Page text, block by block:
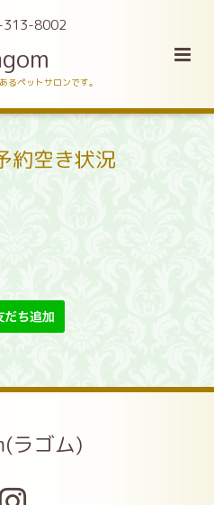
8002
るペットサロンです。
約空き状況
ラゴム)